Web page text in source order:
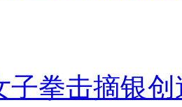
子拳击摘银